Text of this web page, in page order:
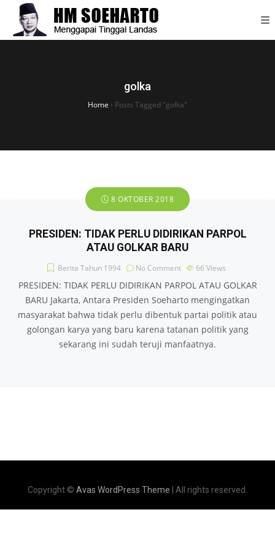
golka
Home › Posts Tagged "golka"
8 OKTOBER 2018
PRESIDEN: TIDAK PERLU DIDIRIKAN PARPOL
ATAU GOLKAR BARU
Berita Tahun 1994 No Comment 66 Views
PRESIDEN: TIDAK PERLU DIDIRIKAN PARPOL ATAU GOLKAR
BARU Jakarta, Antara Presiden Soeharto mengingatkan
masyarakat bahwa tidak perlu dibentuk partai politik atau
golongan karya yang baru karena tatanan politik yang
sekarang ini sudah teruji manfaatnya.
Copyright © Avas WordPress Theme | All rights reserved.